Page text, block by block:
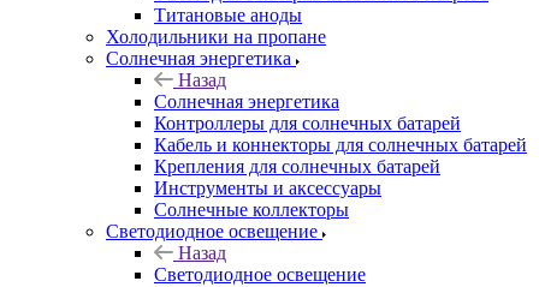
Титановые аноды
Холодильники на пропане
Солнечная энергетика
Назад
Солнечная энергетика
Контроллеры для солнечных батарей
Кабель и коннекторы для солнечных батарей
Крепления для солнечных батарей
Инструменты и аксессуары
Солнечные коллекторы
Светодиодное освещение
Назад
Светодиодное освещение